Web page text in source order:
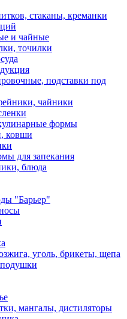
стаканы, креманки
и чайные
точилки
подставки под
чайники
формы
ковши
для запекания
блюда
"Барьер"
уголь, брикеты, щепа
мангалы, дистиляторы